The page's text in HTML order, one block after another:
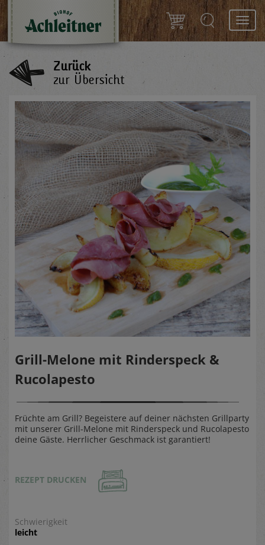
Zurück
zur Übersicht
Grill-Melone mit Rinderspeck &
Rucolapesto
Früchte am Grill? Begeistere auf deiner nächsten Grillparty
mit unserer Grill-Melone mit Rinderspeck und Rucolapesto
deine Gäste. Herrlicher Geschmack ist garantiert!
REZEPT DRUCKEN
Schwierigkeit
leicht